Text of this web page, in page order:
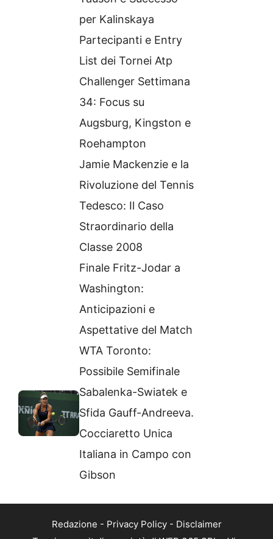
per Kalinskaya
Partecipanti e Entry
List dei Tornei Atp
Challenger Settimana
34: Focus su
Augsburg, Kingston e
Roehampton
Jamie Mackenzie e la
Rivoluzione del Tennis
Tedesco: Il Caso
Straordinario della
Classe 2008
Finale Fritz-Jodar a
Washington:
Anticipazioni e
Aspettative del Match
WTA Toronto:
Possibile Semifinale
Sabalenka-Swiatek e
Sfida Gauff-Andreeva.
Cocciaretto Unica
Italiana in Campo con
Gibson
Redazione - Privacy Policy- Disclaimer